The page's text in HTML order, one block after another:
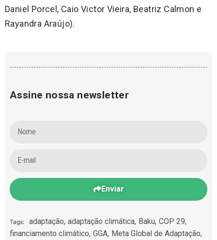
Daniel Porcel, Caio Victor Vieira, Beatriz Calmon e
Rayandra Araújo).
Assine nossa newsletter
Enviar
Tags: adaptação, adaptação climática, Baku, COP 29,
financiamento climático, GGA, Meta Global de Adaptação,